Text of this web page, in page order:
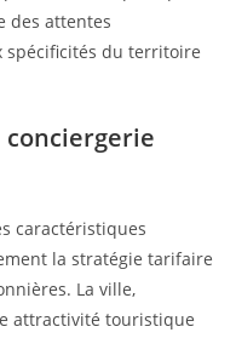
des attentes
du territoire
conciergerie
caractéristiques
la stratégie tarifaire
La ville,
attractivité touristique